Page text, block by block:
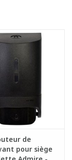
de
pour siège